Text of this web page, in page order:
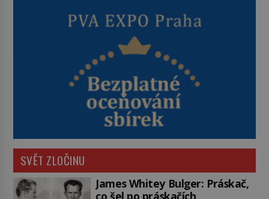
SVĚT ZLOČINU
James Whitey Bulger: Práskač,
co šel po práskačích